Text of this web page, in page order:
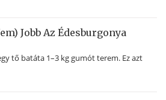
Jobb Az Édesburgonya
tő batáta 1–3 kg gumót terem. Ez azt